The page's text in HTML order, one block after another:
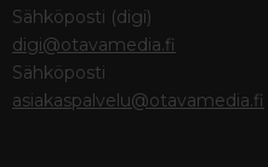
Sähköposti (digi)
digi@otavamedia.fi
Sähköposti
asiakaspalvelu@otavamedia.fi